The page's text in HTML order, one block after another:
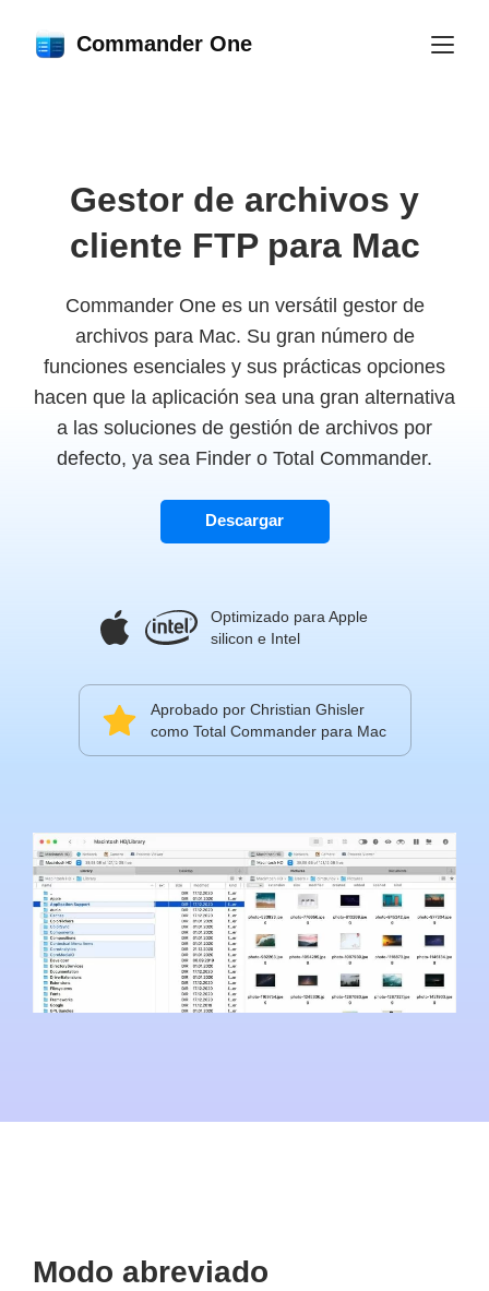
Commander One
Gestor de archivos y
cliente FTP para Mac
Commander One es un versátil gestor de
archivos para Mac. Su gran número de
funciones esenciales y sus prácticas opciones
hacen que la aplicación sea una gran alternativa
a las soluciones de gestión de archivos por
defecto, ya sea Finder o Total Commander.
Descargar
Optimizado para Apple
silicon e Intel
Aprobado por Christian Ghisler
como Total Commander para Mac
Modo abreviado